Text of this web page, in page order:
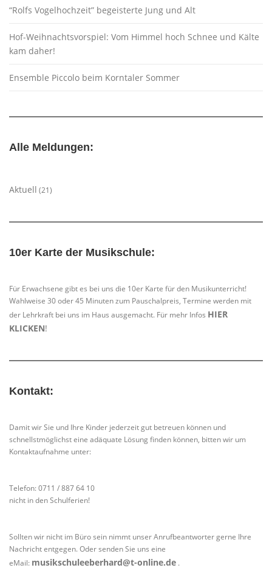
“Rolfs Vogelhochzeit” begeisterte Jung und Alt
Hof-Weihnachtsvorspiel: Vom Himmel hoch Schnee und Kälte
kam daher!
Ensemble Piccolo beim Korntaler Sommer
Alle Meldungen:
Aktuell (21)
10er Karte der Musikschule:
Für Erwachsene gibt es bei uns die 10er Karte für den Musikunterricht!
Wahlweise 30 oder 45 Minuten zum Pauschalpreis, Termine werden mit
der Lehrkraft bei uns im Haus ausgemacht. Für mehr Infos HIER
KLICKEN!
Kontakt:
Damit wir Sie und Ihre Kinder jederzeit gut betreuen können und
schnellstmöglichst eine adäquate Lösung finden können, bitten wir um
Kontaktaufnahme unter:
Telefon: 0711 / 887 64 10
nicht in den Schulferien!
Sollten wir nicht im Büro sein nimmt unser Anrufbeantworter gerne Ihre
Nachricht entgegen. Oder senden Sie uns eine
eMail: musikschuleeberhard@t-online.de .